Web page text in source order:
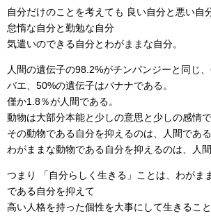
自分だけのことを考えても 良い自分と悪い自
怠惰な自分と勤勉な自分
気遣いのできる自分とわがままな自分。
人間の遺伝子の98.2%がチンパンジーと同じ
バエ、50%の遺伝子はバナナである。
僅か1.8％が人間である。
動物は大部分本能と少しの意思と少しの感情で
その動物である自分を抑えるのは、人間である
わがままな動物である自分を抑えるのは、人間
つまり 「自分らしく生きる」ことは、わがま
である自分を抑えて
高い人格を持った個性を大事にして生きるこ